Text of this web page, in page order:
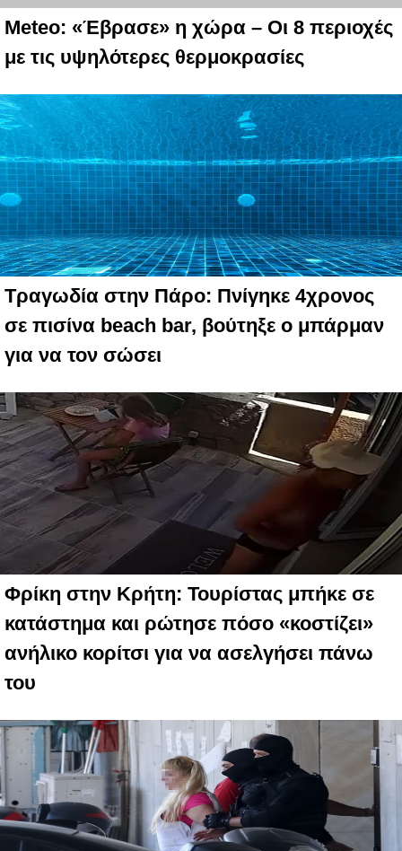
Meteo: «Έβρασε» η χώρα – Οι 8 περιοχές
με τις υψηλότερες θερμοκρασίες
Τραγωδία στην Πάρο: Πνίγηκε 4χρονος
σε πισίνα beach bar, βούτηξε ο μπάρμαν
για να τον σώσει
Φρίκη στην Κρήτη: Τουρίστας μπήκε σε
κατάστημα και ρώτησε πόσο «κοστίζει»
ανήλικο κορίτσι για να ασελγήσει πάνω
του